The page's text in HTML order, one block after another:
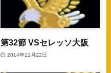
第32節 VSセレッソ大阪
2014年11月22日